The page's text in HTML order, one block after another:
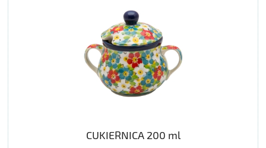
CUKIERNICA 200 ml